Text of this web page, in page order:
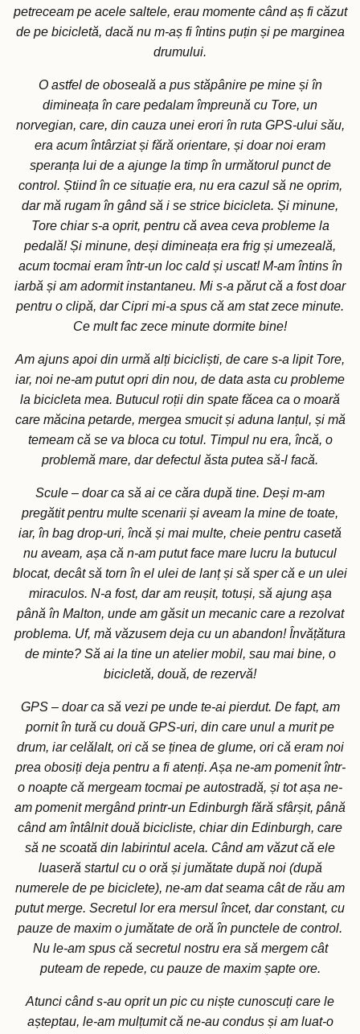
petreceam pe acele saltele, erau momente când aș fi căzut
de pe bicicletă, dacă nu m-aș fi întins puțin și pe marginea
drumului.
O astfel de oboseală a pus stăpânire pe mine și în
dimineața în care pedalam împreună cu Tore, un
norvegian, care, din cauza unei erori în ruta GPS-ului său,
era acum întârziat și fără orientare, și doar noi eram
speranța lui de a ajunge la timp în următorul punct de
control. Știind în ce situație era, nu era cazul să ne oprim,
dar mă rugam în gând să i se strice bicicleta. Și minune,
Tore chiar s-a oprit, pentru că avea ceva probleme la
pedală! Și minune, deși dimineața era frig și umezeală,
acum tocmai eram într-un loc cald și uscat! M-am întins în
iarbă și am adormit instantaneu. Mi s-a părut că a fost doar
pentru o clipă, dar Cipri mi-a spus că am stat zece minute.
Ce mult fac zece minute dormite bine!
Am ajuns apoi din urmă alți bicicliști, de care s-a lipit Tore,
iar, noi ne-am putut opri din nou, de data asta cu probleme
la bicicleta mea. Butucul roții din spate făcea ca o moară
care măcina petarde, mergea smucit și aduna lanțul, și mă
temeam că se va bloca cu totul. Timpul nu era, încă, o
problemă mare, dar defectul ăsta putea să-l facă.
Scule – doar ca să ai ce căra după tine. Deși m-am
pregătit pentru multe scenarii și aveam la mine de toate,
iar, în bag drop-uri, încă și mai multe, cheie pentru casetă
nu aveam, așa că n-am putut face mare lucru la butucul
blocat, decât să torn în el ulei de lanț și să sper că e un ulei
miraculos. N-a fost, dar am reușit, totuși, să ajung așa
până în Malton, unde am găsit un mecanic care a rezolvat
problema. Uf, mă văzusem deja cu un abandon! Învățătura
de minte? Să ai la tine un atelier mobil, sau mai bine, o
bicicletă, două, de rezervă!
GPS – doar ca să vezi pe unde te-ai pierdut. De fapt, am
pornit în tură cu două GPS-uri, din care unul a murit pe
drum, iar celălalt, ori că se ținea de glume, ori că eram noi
prea obosiți deja pentru a fi atenți. Așa ne-am pomenit într-
o noapte că mergeam tocmai pe autostradă, și tot așa ne-
am pomenit mergând printr-un Edinburgh fără sfârșit, până
când am întâlnit două bicicliste, chiar din Edinburgh, care
să ne scoată din labirintul acela. Când am văzut că ele
luaseră startul cu o oră și jumătate după noi (după
numerele de pe biciclete), ne-am dat seama cât de rău am
putut merge. Secretul lor era mersul încet, dar constant, cu
pauze de maxim o jumătate de oră în punctele de control.
Nu le-am spus că secretul nostru era să mergem cât
puteam de repede, cu pauze de maxim șapte ore.
Atunci când s-au oprit un pic cu niște cunoscuți care le
așteptau, le-am mulțumit că ne-au condus și am luat-o